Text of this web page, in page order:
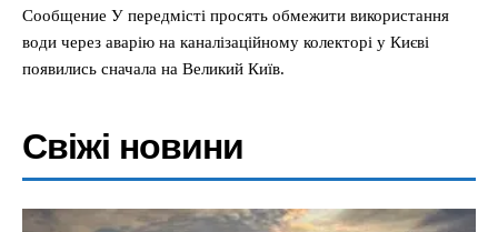
Сообщение У передмісті просять обмежити використання
води через аварію на каналізаційному колекторі у Києві
появились сначала на Великий Київ.
Свіжі новини